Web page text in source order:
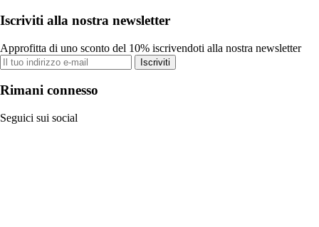
Iscriviti alla nostra newsletter
Approfitta di uno sconto del 10% iscrivendoti alla nostra newsletter
Iscriviti
Rimani connesso
Seguici sui social